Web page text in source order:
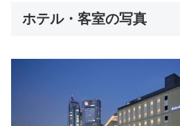
ホテル・客室の写真